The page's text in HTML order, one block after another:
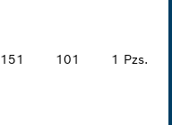
151 101 1 Pzs.